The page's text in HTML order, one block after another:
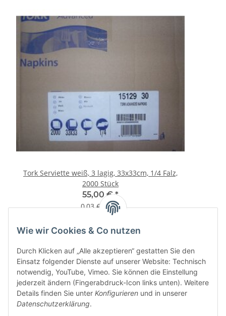
Wie wir Cookies & Co nutzen
Durch Klicken auf „Alle akzeptieren“ gestatten Sie den
Einsatz folgender Dienste auf unserer Website: Technisch
notwendig, YouTube, Vimeo. Sie können die Einstellung
jederzeit ändern (Fingerabdruck-Icon links unten). Weitere
Details finden Sie unter Konfigurieren und in unserer
Datenschutzerklärung.
Tork Serviette weiß, 3 lagig, 33x33cm, 1/4 Falz,
2000 Stück
55,00 €*
0,03 € pro 1